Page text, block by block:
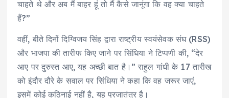
चाहते थे और अब मैं बाहर हूं तो मैं कैसे जानूंगा कि वह क्या चाहते
हैं?”
वहीं, बीते दिनों दिग्विजय सिंह द्वारा राष्ट्रीय स्वयंसेवक संघ (RSS)
और भाजपा की तारीफ किए जाने पर सिंधिया ने टिप्पणी की, “देर
आए पर दुरुस्त आए, यह अच्छी बात है।” राहुल गांधी के 17 तारीख
को इंदौर दौरे के सवाल पर सिंधिया ने कहा कि वह जरूर जाएं,
इसमें कोई कठिनाई नहीं है, यह प्रजातंत्र है।